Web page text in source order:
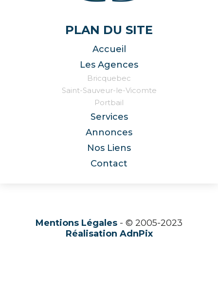
PLAN DU SITE
Accueil
Les Agences
Bricquebec
Saint-Sauveur-le-Vicomte
Portbail
Services
Annonces
Nos Liens
Contact
Mentions Légales - © 2005-2023
Réalisation AdnPix